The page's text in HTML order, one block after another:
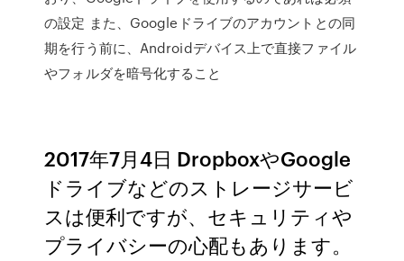
の設定 また、Googleドライブのアカウントとの同
期を行う前に、Androidデバイス上で直接ファイル
やフォルダを暗号化すること
2017年7月4日 DropboxやGoogle
ドライブなどのストレージサービ
スは便利ですが、セキュリティや
プライバシーの心配もあります。